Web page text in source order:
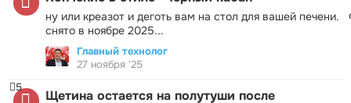
ну или креазот и деготь вам на стол для вашей печени.
снято в ноябре 2025...
Главный технолог
27 ноября '25
Щетина остается на полутуши после
5